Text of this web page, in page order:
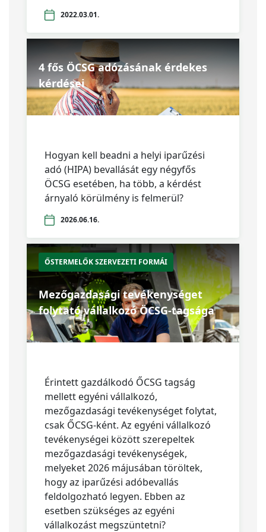
2022.03.01.
4 fős ÖCSG adózásának érdekes
kérdései
Hogyan kell beadni a helyi iparűzési
adó (HIPA) bevallását egy négyfős
ÖCSG esetében, ha több, a kérdést
árnyaló körülmény is felmerül?
2026.06.16.
ŐSTERMELŐK SZERVEZETI FORMÁI
Mezőgazdasági tevékenységet
folytató vállalkozó ÖCSG-tagsága
Érintett gazdálkodó ŐCSG tagság
mellett egyéni vállalkozó,
mezőgazdasági tevékenységet folytat,
csak ŐCSG-ként. Az egyéni vállalkozó
tevékenységei között szerepeltek
mezőgazdasági tevékenységek,
melyeket 2026 májusában töröltek,
hogy az iparűzési adóbevallás
feldolgozható legyen. Ebben az
esetben szükséges az egyéni
vállalkozást megszüntetni?